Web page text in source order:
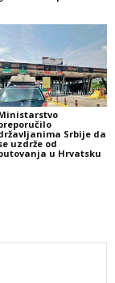
Srbije da
uzdrže od
u Hrvatsku